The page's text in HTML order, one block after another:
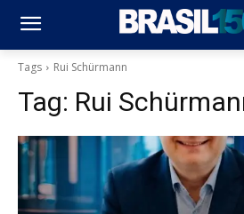
Tags Rui Schürmann
Tag: Rui